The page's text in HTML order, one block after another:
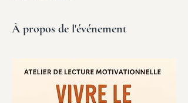
À propos de l'événement